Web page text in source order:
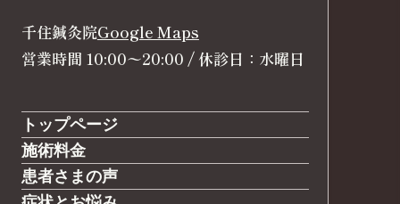
千住鍼灸院
営業時間 10:00〜20:00 / 休診日：水曜日
Google Maps
トップページ
施術料金
患者さまの声